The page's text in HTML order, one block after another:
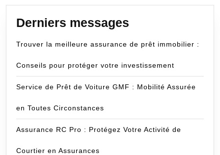
Derniers messages
Trouver la meilleure assurance de prêt immobilier :
Conseils pour protéger votre investissement
Service de Prêt de Voiture GMF : Mobilité Assurée
en Toutes Circonstances
Assurance RC Pro : Protégez Votre Activité de
Courtier en Assurances